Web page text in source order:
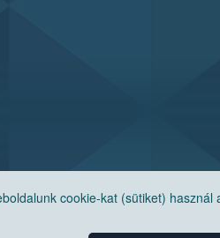
cookie-kat (sütiket) használ